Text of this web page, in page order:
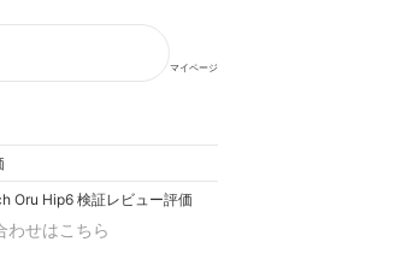
マイページ
Oru Hip6 検証レビュー評価
わせはこちら